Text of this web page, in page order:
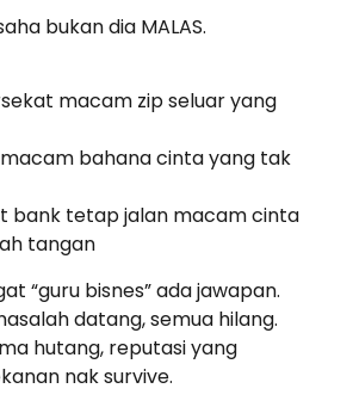
bukan dia MALAS.
macam zip seluar yang
bahana cinta yang tak
bank tetap jalan macam cinta
tangan
“guru bisnes” ada jawapan.
datang, semua hilang.
hutang, reputasi yang
nak survive.